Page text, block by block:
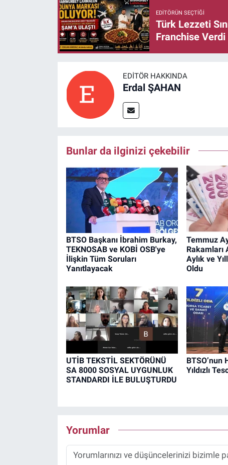
EDITÖRÜN SEÇTIĞI
Türk Lezzeti
Franchise Verdi
EDITÖR HAKKINDA
Erdal ŞAHAN
Bunlar da ilginizi çekebilir
BTSO Başkanı İbrahim Burkay,
TEKNOSAB ve KOBİ OSB'ye
İlişkin Tüm Soruları
Yanıtlayacak
Temmuz
Rakamları
Aylık ve
Oldu
UTİB TEKSTİL SEKTÖRÜNÜ
SA 8000 SOSYAL UYGUNLUK
STANDARDI İLE BULUŞTURDU
BTSO’nun
Yıldızlı
Yorumlar